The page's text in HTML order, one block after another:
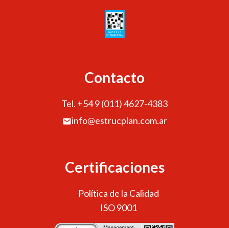
Contacto
Tel. +54 9 (011) 4627-4383
info@estrucplan.com.ar
Certificaciones
Política de la Calidad
ISO 9001